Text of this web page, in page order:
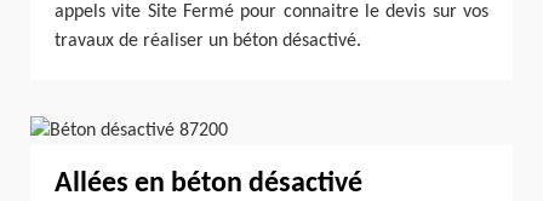
appels vite Site Fermé pour connaitre le devis sur vos
travaux de réaliser un béton désactivé.
Allées en béton désactivé